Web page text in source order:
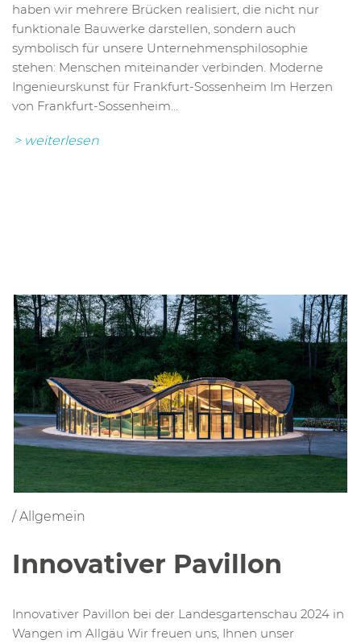
haben wir mehrere Brücken realisiert, die nicht nur
funktionale Bauwerke darstellen, sondern auch
symbolisch für unsere Unternehmensphilosophie
stehen: Menschen miteinander verbinden. Moderne
Ingenieurskunst für Frankfurt-Sossenheim Im Herzen
von Frankfurt-Sossenheim...
> weiterlesen
/ Allgemein
Innovativer Pavillon
Innovativer Pavillon bei der Landesgartenschau 2024 in
Wangen im Allgäu Wir freuen uns, Ihnen unser